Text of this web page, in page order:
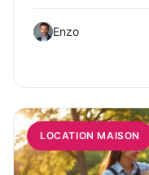
Enzo
LOCATION MAISON